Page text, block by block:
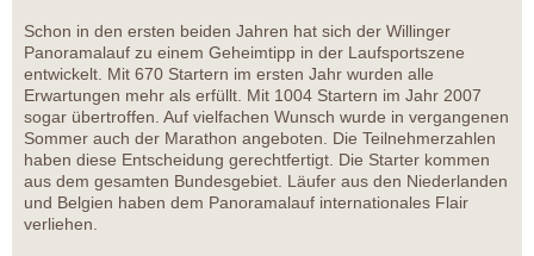
Schon in den ersten beiden Jahren hat sich der Willinger
Panoramalauf zu einem Geheimtipp in der Laufsportszene
entwickelt. Mit 670 Startern im ersten Jahr wurden alle
Erwartungen mehr als erfüllt. Mit 1004 Startern im Jahr 2007
sogar übertroffen. Auf vielfachen Wunsch wurde in vergangenen
Sommer auch der Marathon angeboten. Die Teilnehmerzahlen
haben diese Entscheidung gerechtfertigt. Die Starter kommen
aus dem gesamten Bundesgebiet. Läufer aus den Niederlanden
und Belgien haben dem Panoramalauf internationales Flair
verliehen.